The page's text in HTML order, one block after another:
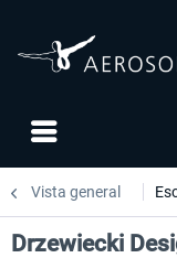
Vista general
Drzewiecki